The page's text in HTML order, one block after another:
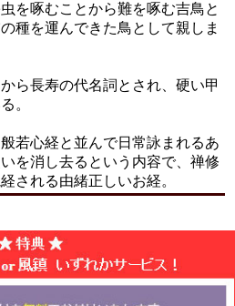
を啄むことから難を啄む吉鳥と
種を運んできた鳥として親しま
ら長寿の代名詞とされ、硬い甲
。
若心経と並んで日常詠まれるあ
を消し去るという内容で、禅修
される由緒正しいお経。